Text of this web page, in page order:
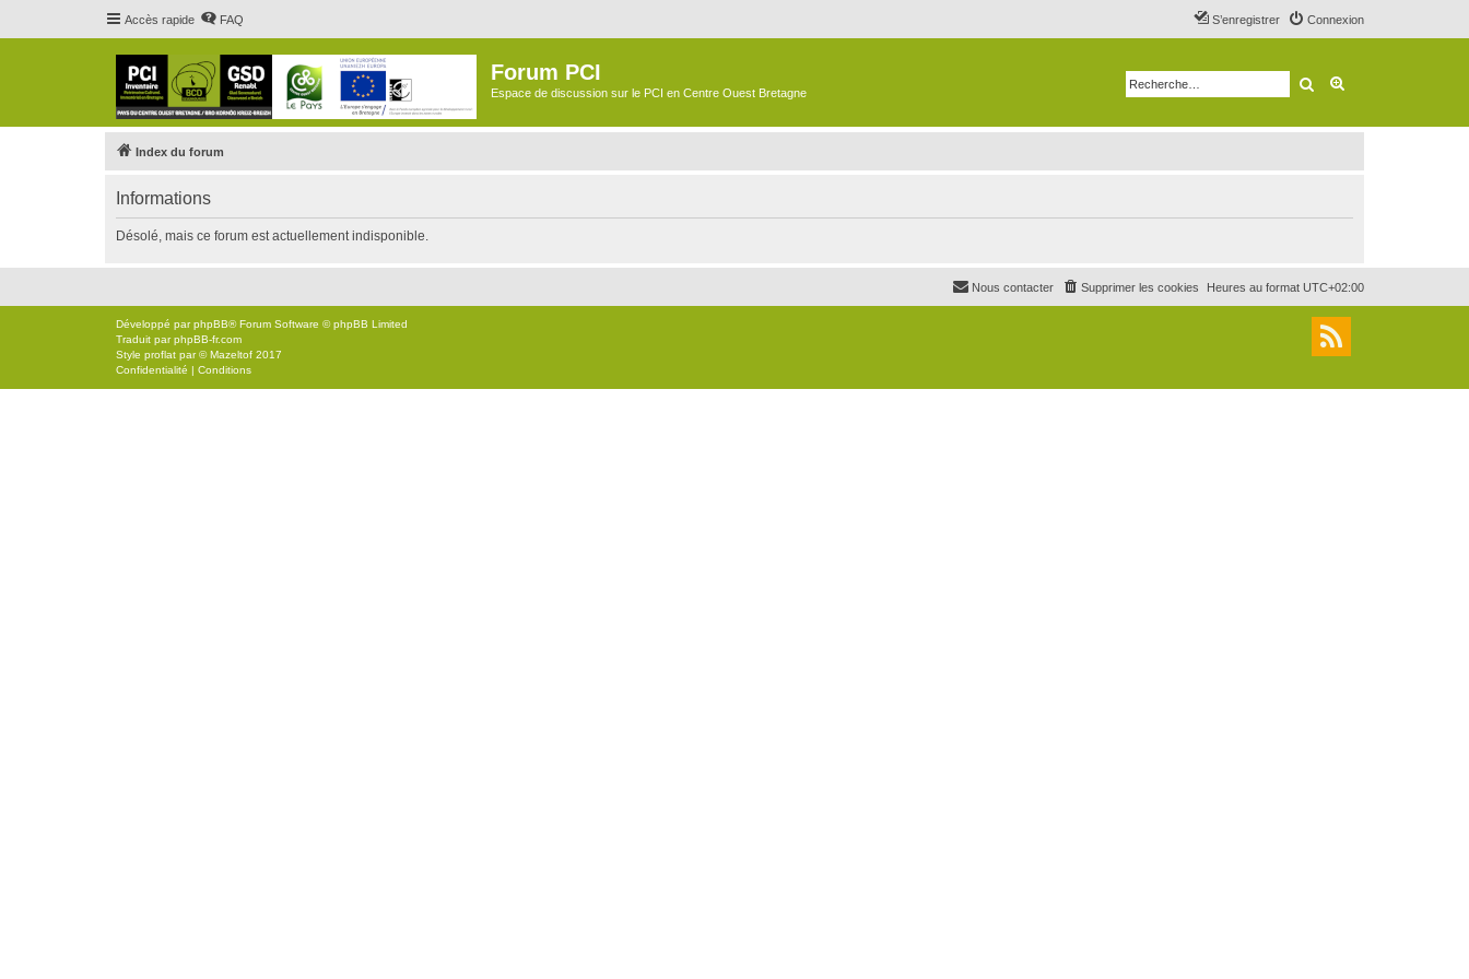
Accès rapide FAQ Connexion
S’enregistrer
Forum PCI
Espace de discussion sur le PCI en Centre Ouest Bretagne Rechercher
Index du forum
Informations
Désolé, mais ce forum est actuellement indisponible.
Heures au format UTC+02:00
Supprimer les cookies
Nous contacter
Développé parphpBB® Forum Software © phpBB Limited
Traduit parphpBB-fr.com
Style proflat par ©Mazeltof 2017
Confidentialité | Conditions